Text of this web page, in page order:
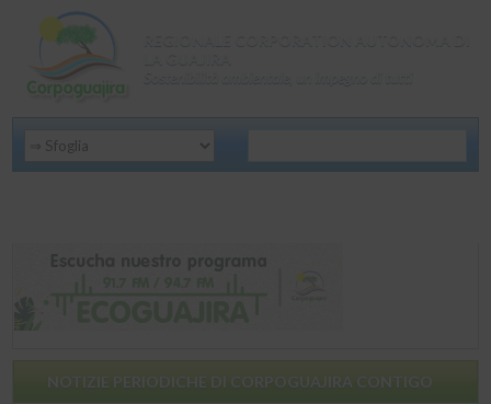
NOTIZIE PERIODICHE DI CORPOGUAJIRA CONTIGO